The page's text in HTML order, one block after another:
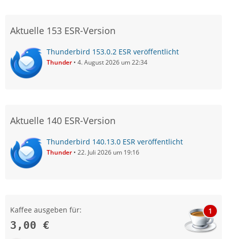
Aktuelle 153 ESR-Version
Thunderbird 153.0.2 ESR veröffentlicht
Thunder 4. August 2026 um 22:34
Aktuelle 140 ESR-Version
Thunderbird 140.13.0 ESR veröffentlicht
Thunder 22. Juli 2026 um 19:16
Kaffee ausgeben für:
3,00 €
1